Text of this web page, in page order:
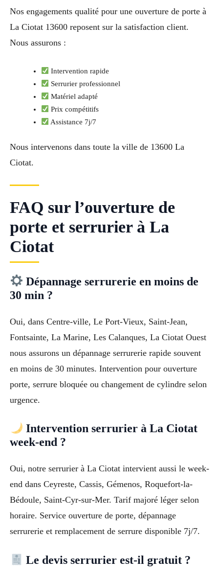
Nos engagements qualité pour une ouverture de porte à
La Ciotat 13600 reposent sur la satisfaction client.
Nous assurons :
Intervention rapide
Serrurier professionnel
Matériel adapté
Prix compétitifs
Assistance 7j/7
Nous intervenons dans toute la ville de 13600 La
Ciotat.
FAQ sur l’ouverture de
porte et serrurier à La
Ciotat
Dépannage serrurerie en moins de
30 min ?
Oui, dans Centre-ville, Le Port-Vieux, Saint-Jean,
Fontsainte, La Marine, Les Calanques, La Ciotat Ouest
nous assurons un dépannage serrurerie rapide souvent
en moins de 30 minutes. Intervention pour ouverture
porte, serrure bloquée ou changement de cylindre selon
urgence.
Intervention serrurier à La Ciotat
week-end ?
Oui, notre serrurier à La Ciotat intervient aussi le week-
end dans Ceyreste, Cassis, Gémenos, Roquefort-la-
Bédoule, Saint-Cyr-sur-Mer. Tarif majoré léger selon
horaire. Service ouverture de porte, dépannage
serrurerie et remplacement de serrure disponible 7j/7.
Le devis serrurier est-il gratuit ?